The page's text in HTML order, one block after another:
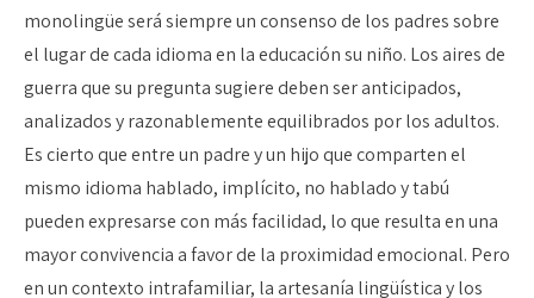
monolingüe será siempre un consenso de los padres sobre
el lugar de cada idioma en la educación su niño. Los aires de
guerra que su pregunta sugiere deben ser anticipados,
analizados y razonablemente equilibrados por los adultos.
Es cierto que entre un padre y un hijo que comparten el
mismo idioma hablado, implícito, no hablado y tabú
pueden expresarse con más facilidad, lo que resulta en una
mayor convivencia a favor de la proximidad emocional. Pero
en un contexto intrafamiliar, la artesanía lingüística y los